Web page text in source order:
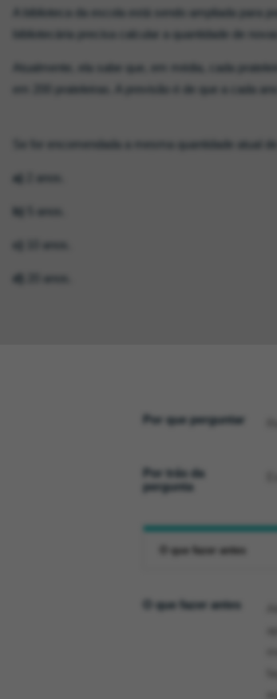
A biblioteca da escola está sendo ampliada para
bibliotecária precisa calcular a quantidade de
Atualmente, ela sabe que, em média, cada
em 200 prateleiras. A previsão é de que a cada
Se for encomendada a mesma quantidade atual
a) 2 anos.
b) 5 anos.
10 anos.
d) 20 anos.
Por que perguntar
Por trás da
pergunta
O que fazer antes
O que fazer antes